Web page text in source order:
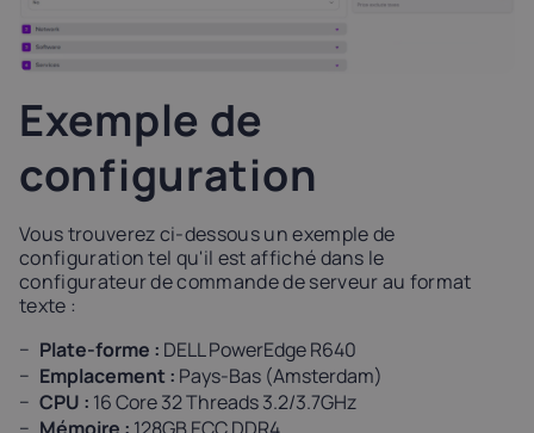
Exemple de
configuration
Vous trouverez ci-dessous un exemple de
configuration tel qu'il est affiché dans le
configurateur de commande de serveur au format
texte :
Plate-forme : DELL PowerEdge R640
Emplacement : Pays-Bas (Amsterdam)
CPU : 16 Core 32 Threads 3.2/3.7GHz